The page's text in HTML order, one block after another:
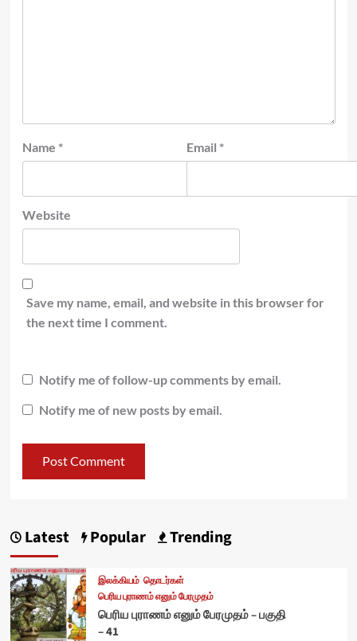
Name * Email *
Website
Save my name, email, and website in this browser for
the next time I comment.
Notify me of follow-up comments by email.
Notify me of new posts by email.
Latest Popular Trending
இலக்கியம் தொடர்கள்
பெரிய புராணம் எனும் பேரமுதம்
பெரிய புராணம் எனும் பேரமுதம் – பகுதி
– 41